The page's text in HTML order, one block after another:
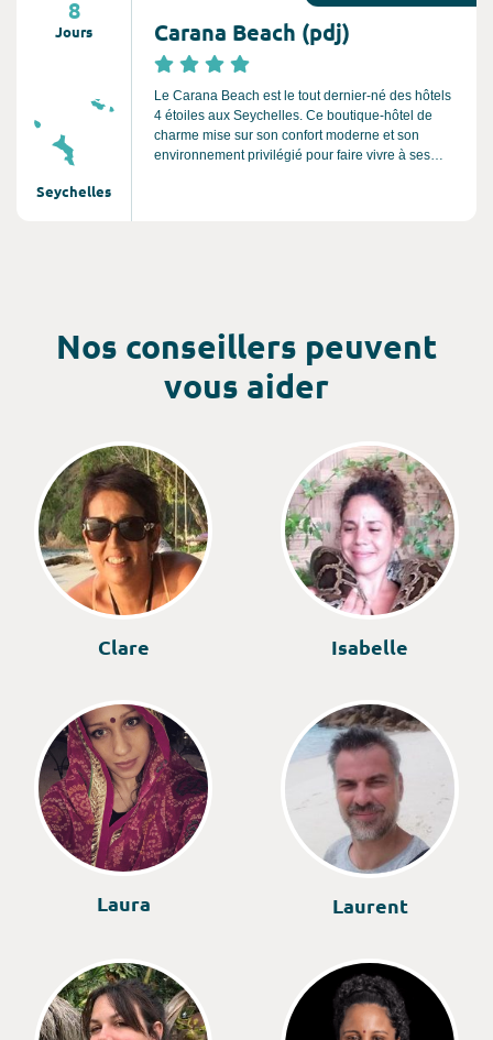
8
Jours
Seychelles
Carana Beach (pdj)
Le Carana Beach est le tout dernier-né des hôtels
4 étoiles aux Seychelles. Ce boutique-hôtel de
charme mise sur son confort moderne et son
environnement privilégié pour faire vivre à ses
Nos conseillers peuvent
vous aider
Clare Isabelle
Laura Laurent